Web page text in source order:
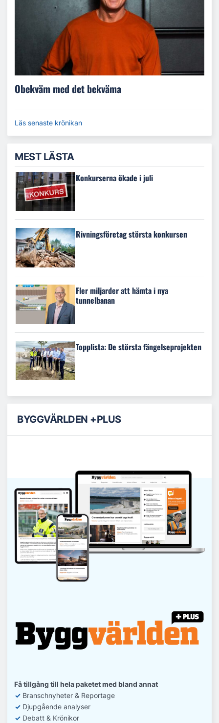
Obekväm med det bekväma
Läs senaste krönikan
MEST LÄSTA
Konkurserna ökade i juli
Rivningsföretag största konkursen
Fler miljarder att hämta i nya
tunnelbanan
Topplista: De största fängelseprojekten
BYGGVÄRLDEN +PLUS
Få tillgång till hela paketet med bland annat
✓ Branschnyheter & Reportage
✓ Djupgående analyser
✓ Debatt & Krönikor